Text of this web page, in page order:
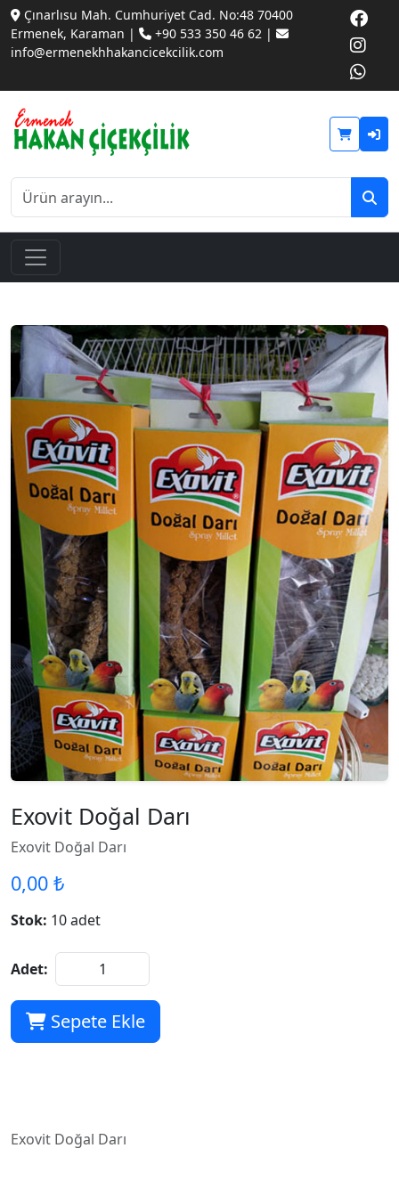
Çınarlısu Mah. Cumhuriyet Cad. No:48 70400
Ermenek, Karaman |
+90 533 350 46 62 |
info@ermenekhhakancicekcilik.com
Exovit Doğal Darı
Exovit Doğal Darı
0,00 ₺
Stok: 10 adet
Adet:
Sepete Ekle
Exovit Doğal Darı